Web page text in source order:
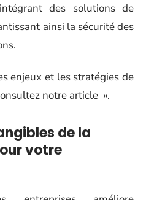
des solutions de
ainsi la sécurité des
enjeux et les stratégies de
notre article ».
de la
votre